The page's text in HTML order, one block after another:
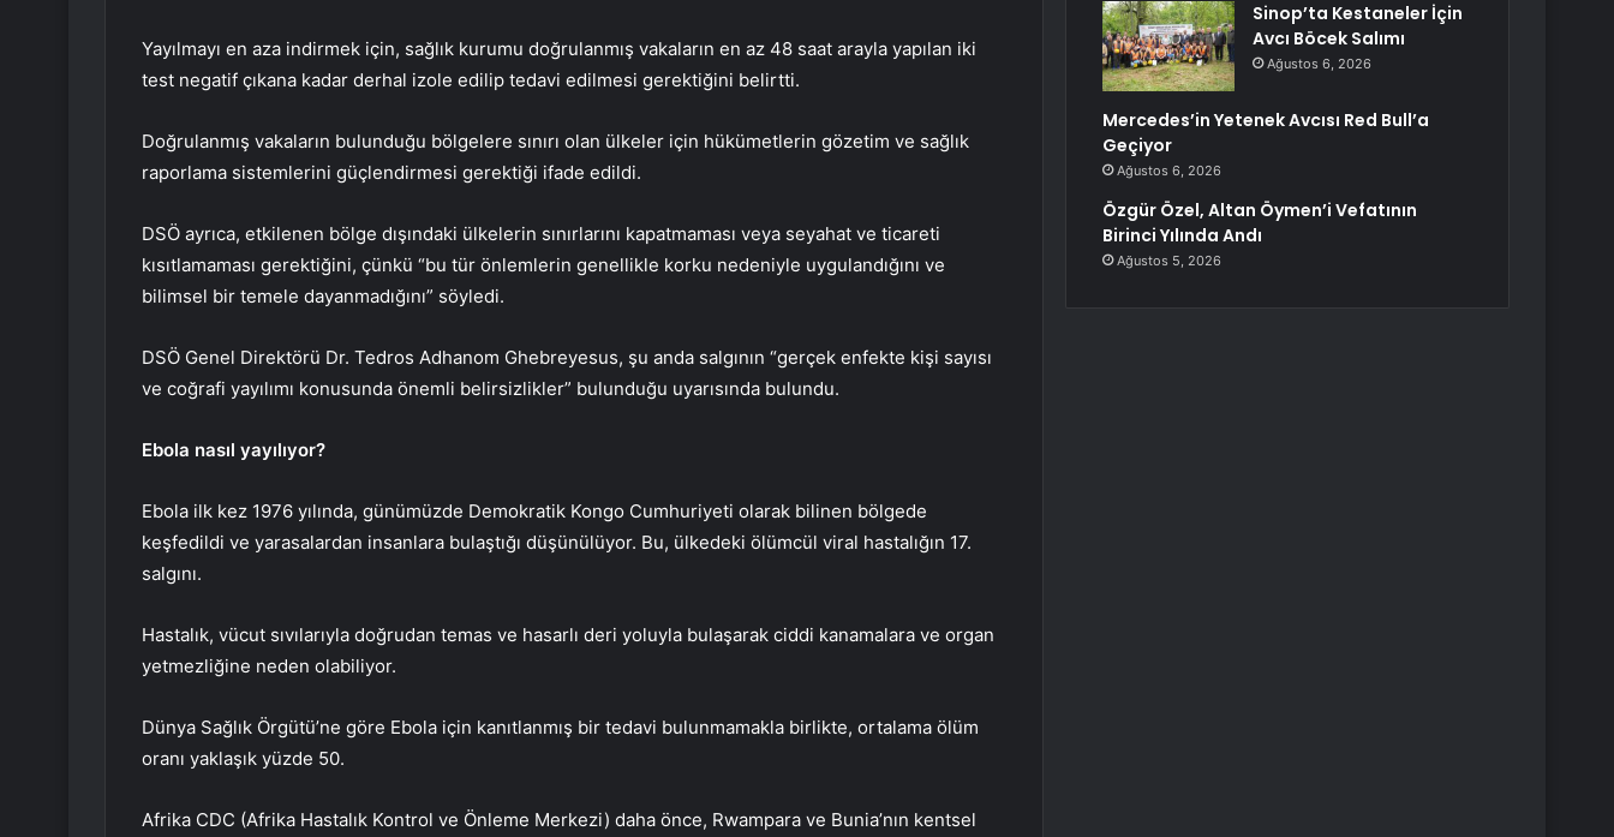
Yayılmayı en aza indirmek için, sağlık kurumu doğrulanmış vakaların en az 48 saat arayla yapılan iki
test negatif çıkana kadar derhal izole edilip tedavi edilmesi gerektiğini belirtti.
Doğrulanmış vakaların bulunduğu bölgelere sınırı olan ülkeler için hükümetlerin gözetim ve sağlık
raporlama sistemlerini güçlendirmesi gerektiği ifade edildi.
DSÖ ayrıca, etkilenen bölge dışındaki ülkelerin sınırlarını kapatmaması veya seyahat ve ticareti
kısıtlamaması gerektiğini, çünkü “bu tür önlemlerin genellikle korku nedeniyle uygulandığını ve
bilimsel bir temele dayanmadığını” söyledi.
DSÖ Genel Direktörü Dr. Tedros Adhanom Ghebreyesus, şu anda salgının “gerçek enfekte kişi sayısı
ve coğrafi yayılımı konusunda önemli belirsizlikler” bulunduğu uyarısında bulundu.
Ebola nasıl yayılıyor?
Ebola ilk kez 1976 yılında, günümüzde Demokratik Kongo Cumhuriyeti olarak bilinen bölgede
keşfedildi ve yarasalardan insanlara bulaştığı düşünülüyor. Bu, ülkedeki ölümcül viral hastalığın 17.
salgını.
Hastalık, vücut sıvılarıyla doğrudan temas ve hasarlı deri yoluyla bulaşarak ciddi kanamalara ve organ
yetmezliğine neden olabiliyor.
Dünya Sağlık Örgütü’ne göre Ebola için kanıtlanmış bir tedavi bulunmamakla birlikte, ortalama ölüm
oranı yaklaşık yüzde 50.
Afrika CDC (Afrika Hastalık Kontrol ve Önleme Merkezi) daha önce, Rwampara ve Bunia’nın kentsel
Sinop’ta Kestaneler İçin
Avcı Böcek Salımı
Ağustos 6, 2026
Mercedes’in Yetenek Avcısı Red Bull’a
Geçiyor
Ağustos 6, 2026
Özgür Özel, Altan Öymen’i Vefatının
Birinci Yılında Andı
Ağustos 5, 2026